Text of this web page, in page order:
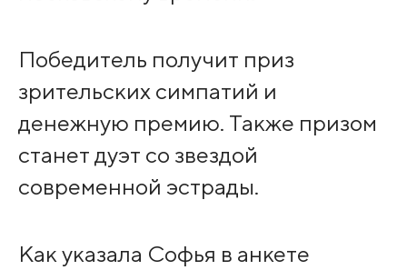
Победитель получит приз
зрительских симпатий и
денежную премию. Также призом
станет дуэт со звездой
современной эстрады.
Как указала Софья в анкете